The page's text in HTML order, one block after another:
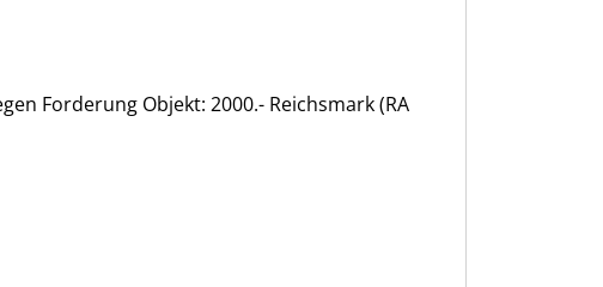
Forderung Objekt: 2000.- Reichsmark (RA